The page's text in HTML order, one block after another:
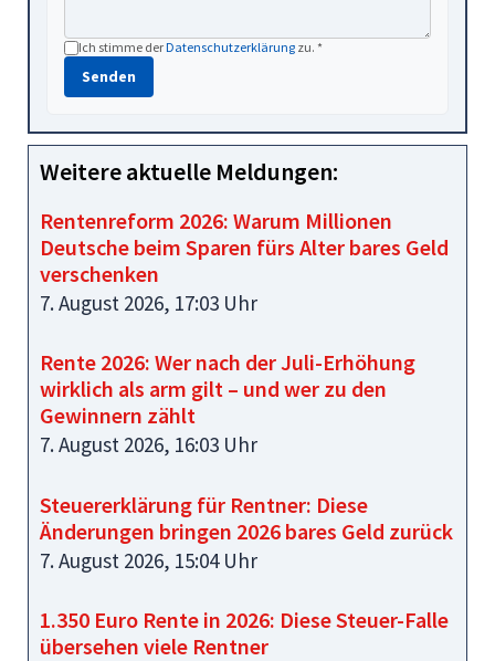
Ich stimme derDatenschutzerklärung zu. *
Senden
Weitere aktuelle Meldungen:
Rentenreform 2026: Warum Millionen
Deutsche beim Sparen fürs Alter bares Geld
verschenken
7. August 2026, 17:03 Uhr
Rente 2026: Wer nach der Juli-Erhöhung
wirklich als arm gilt – und wer zu den
Gewinnern zählt
7. August 2026, 16:03 Uhr
Steuererklärung für Rentner: Diese
Änderungen bringen 2026 bares Geld zurück
7. August 2026, 15:04 Uhr
1.350 Euro Rente in 2026: Diese Steuer-Falle
übersehen viele Rentner